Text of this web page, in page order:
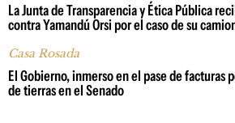
La Junta de Transparencia y Ética Pública
contra Yamandú Orsi por el caso de su
Casa Rosada
El Gobierno, inmerso en el pase de facturas
de tierras en el Senado